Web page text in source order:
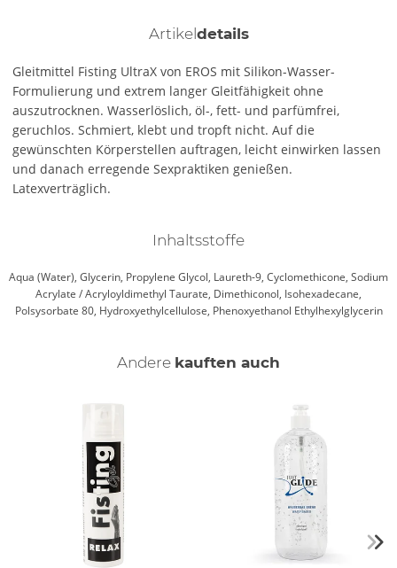
Artikel details
Gleitmittel Fisting UltraX von EROS mit Silikon-Wasser-
Formulierung und extrem langer Gleitfähigkeit ohne
auszutrocknen. Wasserlöslich, öl-, fett- und parfümfrei,
geruchlos. Schmiert, klebt und tropft nicht. Auf die
gewünschten Körperstellen auftragen, leicht einwirken lassen
und danach erregende Sexpraktiken genießen.
Latexverträglich.
Inhaltsstoffe
Aqua (Water), Glycerin, Propylene Glycol, Laureth-9, Cyclomethicone, Sodium
Acrylate / Acryloyldimethyl Taurate, Dimethiconol, Isohexadecane,
Polsysorbate 80, Hydroxyethylcellulose, Phenoxyethanol Ethylhexylglycerin
Andere kauften auch